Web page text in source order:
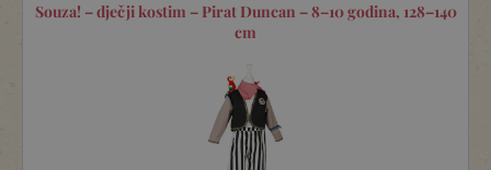
Souza! – dječji kostim – Pirat Duncan – 8–10 godina, 128–140
cm